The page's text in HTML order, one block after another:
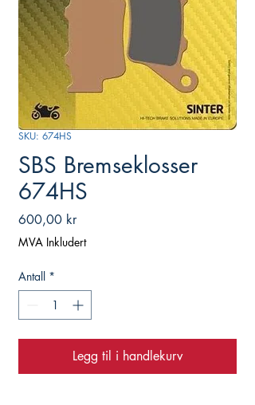
SKU: 674HS
SBS Bremseklosser
674HS
600,00 krPris
MVA Inkludert
Antall *
Legg til i handlekurv